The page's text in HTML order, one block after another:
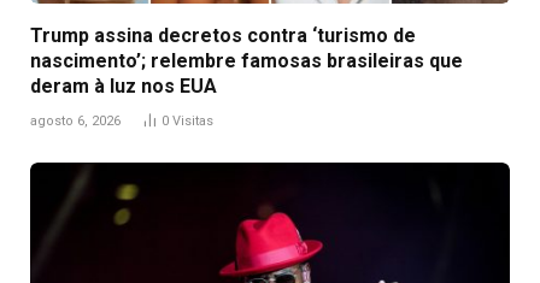
Trump assina decretos contra ‘turismo de
nascimento’; relembre famosas brasileiras que
deram à luz nos EUA
agosto 6, 2026 0 Visitas